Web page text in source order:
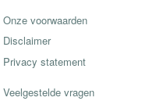
Onze voorwaarden
Disclaimer
Privacy statement
Veelgestelde vragen